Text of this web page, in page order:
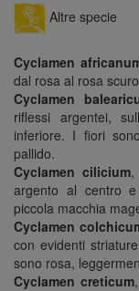
Altre specie
Cyclamen
dal rosa al rosa
Cyclamen
riflessi argentei,
inferiore. I fiori
pallido.
Cyclamen cilicium,
argento al centro
piccola macchia
Cyclamen
con evidenti
sono rosa,
Cyclamen creticum